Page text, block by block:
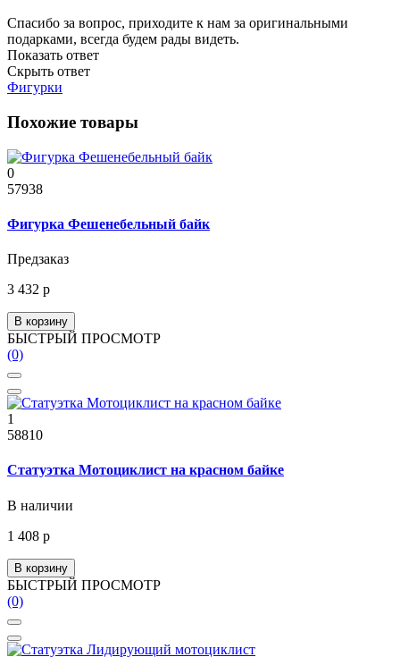
Спасибо за вопрос, приходите к нам за оригинальными
подарками, всегда будем рады видеть.
Показать ответ
Скрыть ответ
Фигурки
Похожие товары
0
57938
Фигурка Фешенебельный байк
Предзаказ
3 432 р
В корзину
БЫСТРЫЙ ПРОСМОТР
(0)
1
58810
Статуэтка Мотоциклист на красном байке
В наличии
1 408 р
В корзину
БЫСТРЫЙ ПРОСМОТР
(0)